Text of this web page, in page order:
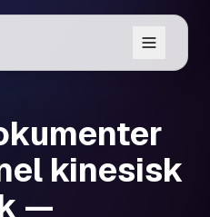
kinesisk
—